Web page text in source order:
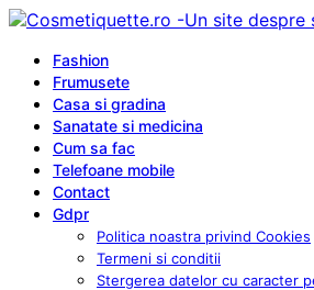
Fashion
Frumusete
Casa si gradina
Sanatate si medicina
Cum sa fac
Telefoane mobile
Contact
Gdpr
Politica noastra privind Cookies
Termeni si conditii
Stergerea datelor cu caracter